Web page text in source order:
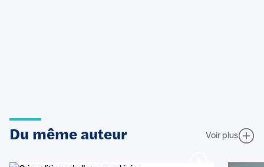
Du même auteur Voir plus